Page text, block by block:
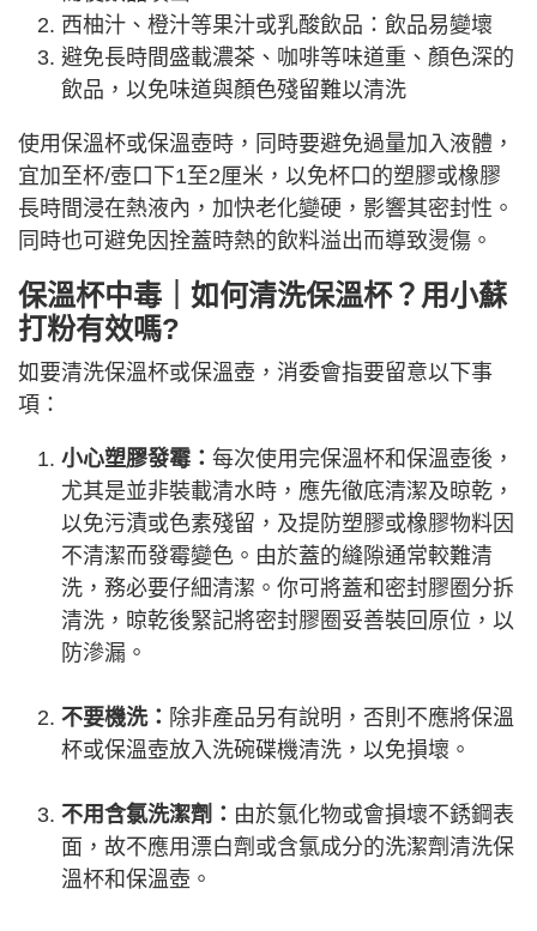
西柚汁、橙汁等果汁或乳酸飲品：飲品易變壞
避免長時間盛載濃茶、咖啡等味道重、顏色深的
飲品，以免味道與顏色殘留難以清洗
使用保溫杯或保溫壺時，同時要避免過量加入液體，
宜加至杯/壺口下1至2厘米，以免杯口的塑膠或橡膠
長時間浸在熱液內，加快老化變硬，影響其密封性。
同時也可避免因拴蓋時熱的飲料溢出而導致燙傷。
保溫杯中毒｜如何清洗保溫杯？用小蘇
打粉有效嗎?
如要清洗保溫杯或保溫壺，消委會指要留意以下事
項：
小心塑膠發霉： 每次使用完保溫杯和保溫壺後，
尤其是並非裝載清水時，應先徹底清潔及晾乾，
以免污漬或色素殘留，及提防塑膠或橡膠物料因
不清潔而發霉變色。由於蓋的縫隙通常較難清
洗，務必要仔細清潔。你可將蓋和密封膠圈分拆
清洗，晾乾後緊記將密封膠圈妥善裝回原位，以
防滲漏。
不要機洗： 除非產品另有說明，否則不應將保溫
杯或保溫壺放入洗碗碟機清洗，以免損壞。
不用含氯洗潔劑： 由於氯化物或會損壞不銹鋼表
面，故不應用漂白劑或含氯成分的洗潔劑清洗保
溫杯和保溫壺。